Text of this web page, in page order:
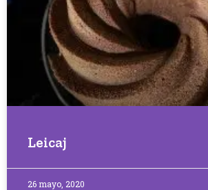
Leicaj
26 mayo, 2020